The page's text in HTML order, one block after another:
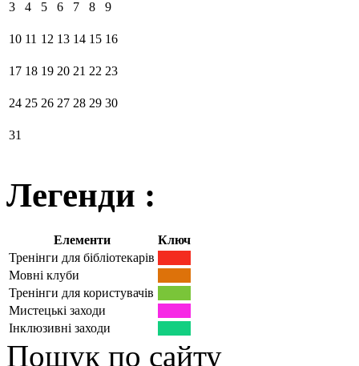
3 4 5 6 7 8 9
10 11 12 13 14 15 16
17 18 19 20 21 22 23
24 25 26 27 28 29 30
31
Легенди :
Елементи
Ключ
Тренінги для бібліотекарів
Мовні клуби
Тренінги для користувачів
Мистецькі заходи
Інклюзивні заходи
Пошук по сайту